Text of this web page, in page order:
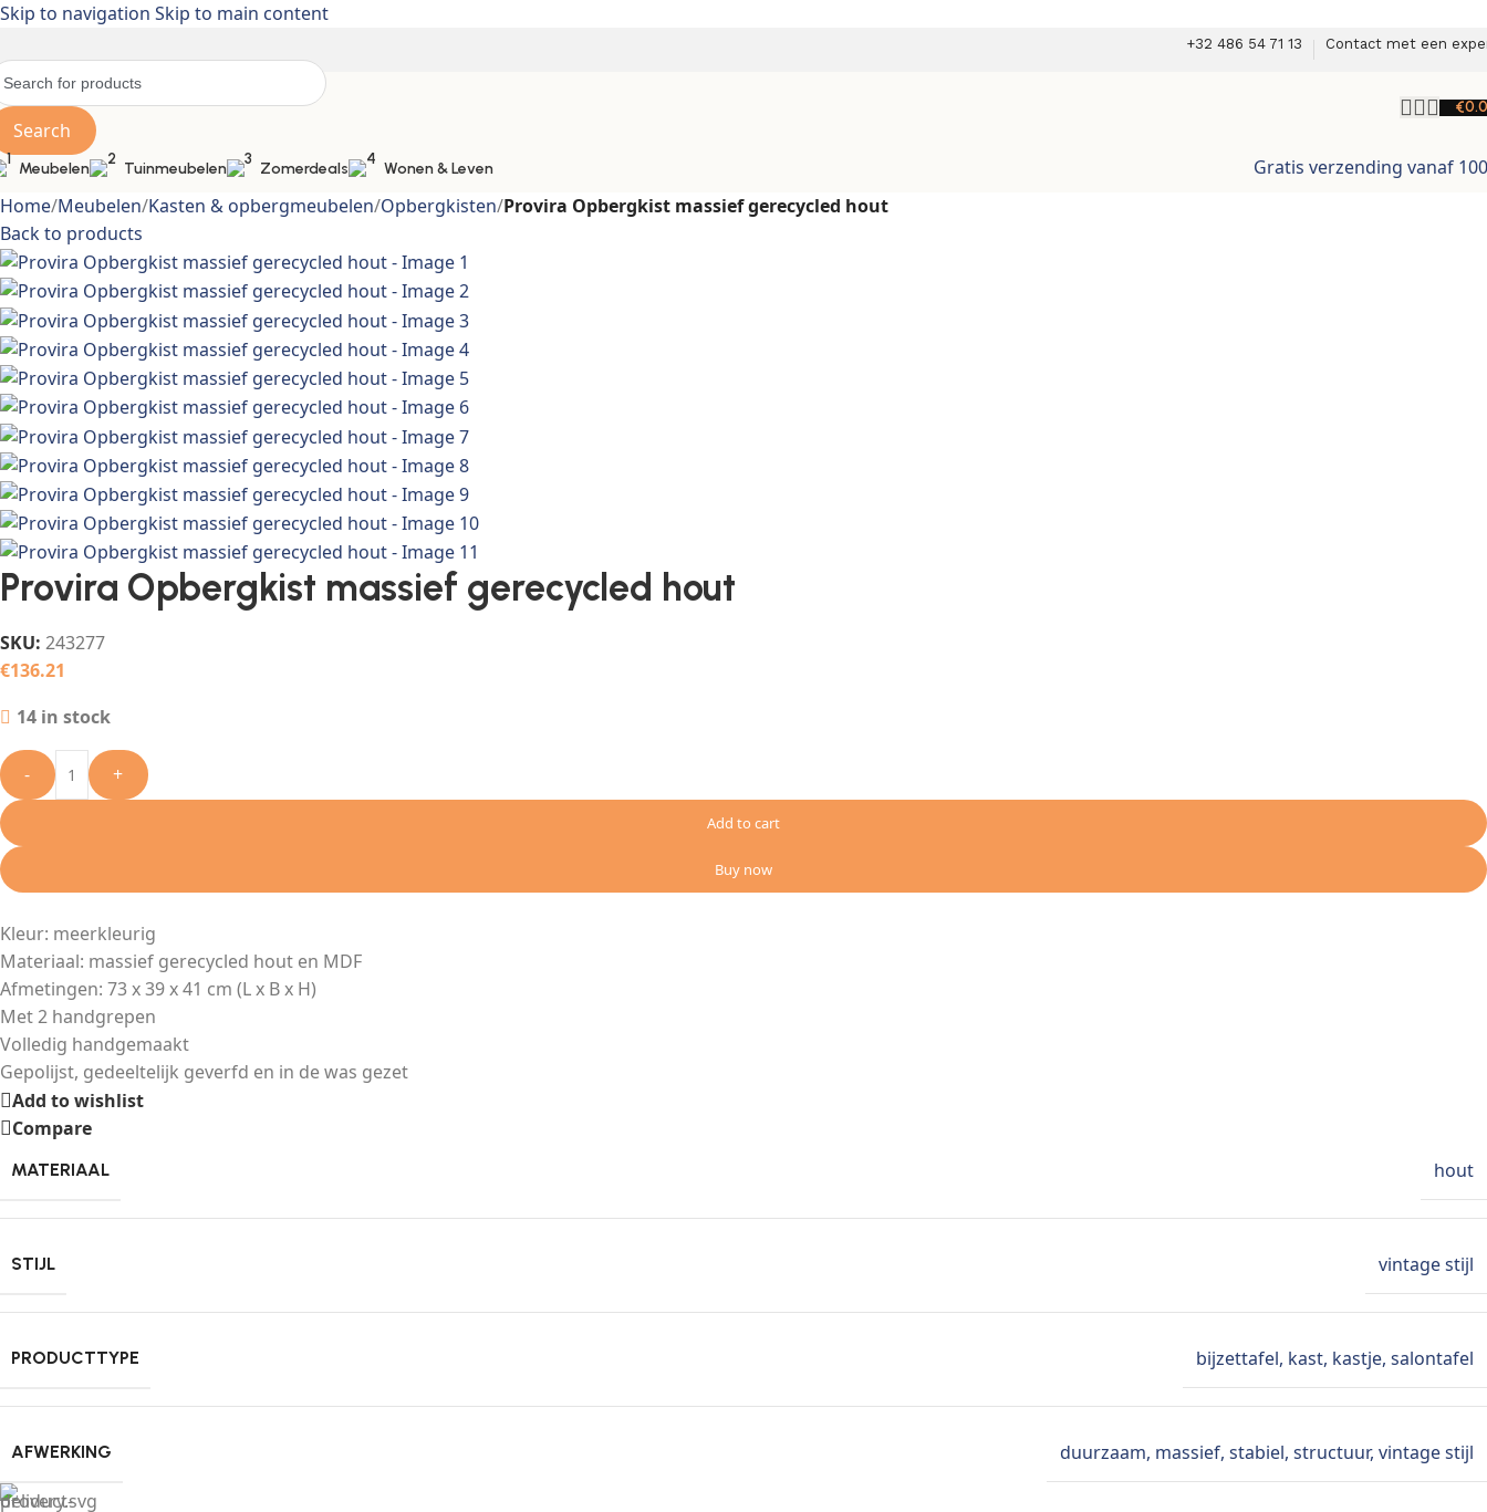
Skip to navigation Skip to main content
+32 486 54 71 13 Contact met een
Search
€
Meubelen Tuinmeubelen Zomerdeals Wonen & Leven
Gratis verzending vanaf
Home/Meubelen/Kasten & opbergmeubelen/Opbergkisten/Provira Opbergkist massief gerecycled hout
Back to products
Provira Opbergkist massief gerecycled hout
SKU: 243277
€136.21
14 in stock
- +
Add to cart
Buy now
Kleur: meerkleurig
Materiaal: massief gerecycled hout en MDF
Afmetingen: 73 x 39 x 41 cm (L x B x H)
Met 2 handgrepen
Volledig handgemaakt
Gepolijst, gedeeltelijk geverfd en in de was gezet
Add to wishlist
Compare
MATERIAAL hout
STIJL vintage stijl
PRODUCTTYPE bijzettafel, kast, kastje, salontafel
AFWERKING duurzaam, massief, stabiel, structuur, vintage stijl